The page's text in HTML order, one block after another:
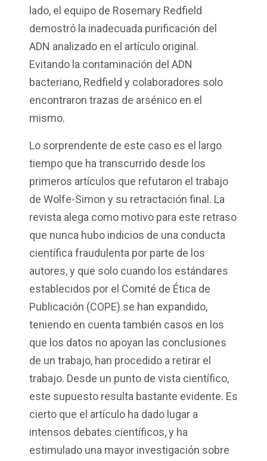
lado, el equipo de Rosemary Redfield
demostró la inadecuada purificación del
ADN analizado en el artículo original.
Evitando la contaminación del ADN
bacteriano, Redfield y colaboradores solo
encontraron trazas de arsénico en el
mismo.
Lo sorprendente de este caso es el largo
tiempo que ha transcurrido desde los
primeros artículos que refutaron el trabajo
de Wolfe-Simon y su retractación final. La
revista alega como motivo para este retraso
que nunca hubo indicios de una conducta
científica fraudulenta por parte de los
autores, y que solo cuando los estándares
establecidos por el Comité de Ética de
Publicación (COPE) se han expandido,
teniendo en cuenta también casos en los
que los datos no apoyan las conclusiones
de un trabajo, han procedido a retirar el
trabajo. Desde un punto de vista científico,
este supuesto resulta bastante evidente. Es
cierto que el artículo ha dado lugar a
intensos debates científicos, y ha
estimulado una mayor investigación sobre